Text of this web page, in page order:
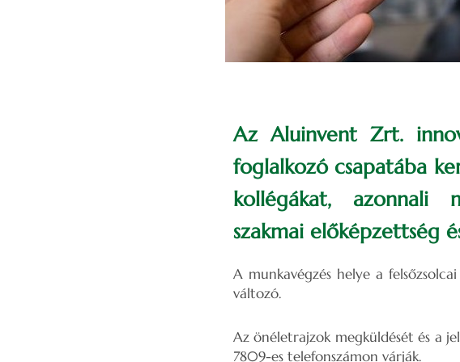
Az Aluinvent Zrt.
foglalkozó csapatába
kollégákat, azonnali
szakmai előképzettség
A munkavégzés helye a
változó.
Az önéletrajzok megküldését és a
7809-es telefonszámon várják.